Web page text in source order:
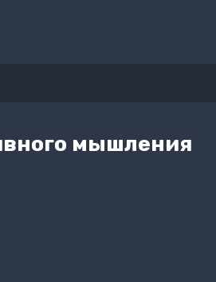
мышления